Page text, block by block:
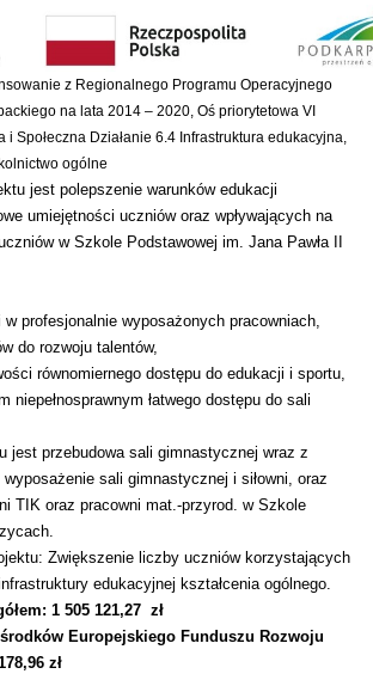
z Regionalnego Programu Operacyjnego
na lata 2014 – 2020, Oś priorytetowa VI
i Społeczna Działanie 6.4 Infrastruktura edukacyjna,
ogólne
jest polepszenie warunków edukacji
umiejętności uczniów oraz wpływających na
w Szkole Podstawowej im. Jana Pawła II
w profesjonalnie wyposażonych pracowniach,
do rozwoju talentów,
równomiernego dostępu do edukacji i sportu,
niepełnosprawnym łatwego dostępu do sali
jest przebudowa sali gimnastycznej wraz z
sali gimnastycznej i siłowni, oraz
TIK oraz pracowni mat.-przyrod. w Szkole
Zwiększenie liczby uczniów korzystających
edukacyjnej kształcenia ogólnego.
1 505 121,27 zł
Europejskiego Funduszu Rozwoju
zł